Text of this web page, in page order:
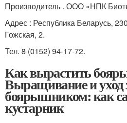
Производитель . ООО «НПК
Адрес : Республика Беларусь,
Гожская, 2.
Тел. 8 (0152) 94-17-72.
Как вырастить
Выращивание и уход
боярышником: как
кустарник